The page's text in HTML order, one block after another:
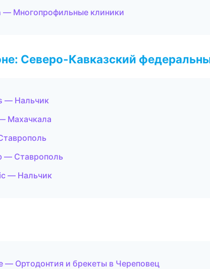
— Многопрофильные клиники
Северо-Кавказский
— Нальчик
Махачкала
— Ставрополь
— Нальчик
— Ортодонтия и брекеты в Череповец